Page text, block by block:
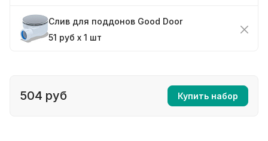
Слив для поддонов Good Door
51 руб x 1 шт
504 руб Купить набор